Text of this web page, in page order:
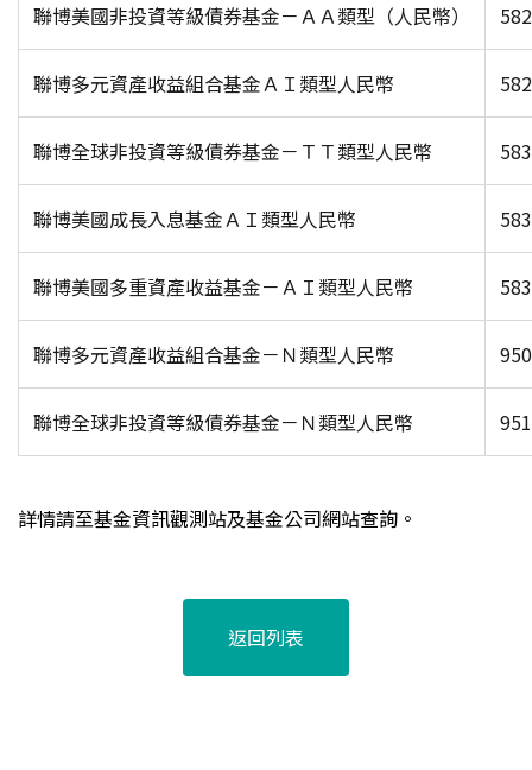
聯博美國非投資等級債券基金－ＡＡ類型（人民幣）
聯博多元資產收益組合基金ＡＩ類型人民幣
聯博全球非投資等級債券基金－ＴＴ類型人民幣
聯博美國成長入息基金ＡＩ類型人民幣
聯博美國多重資產收益基金－ＡＩ類型人民幣
聯博多元資產收益組合基金－Ｎ類型人民幣
聯博全球非投資等級債券基金－Ｎ類型人民幣
詳情請至基金資訊觀測站及基金公司網站查詢。
返回列表